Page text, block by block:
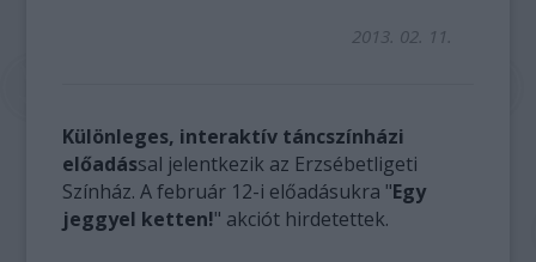
2013. 02. 11.
Különleges, interaktív táncszínházi
előadással jelentkezik az Erzsébetligeti
Színház. A február 12-i előadásukra "Egy
jeggyel ketten!" akciót hirdetettek.